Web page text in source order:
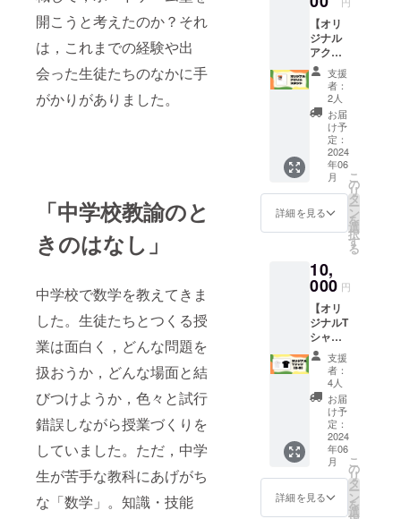
開こうと考えたのか？それ
は，これまでの経験や出
会った生徒たちのなかに手
がかりがありました。
「中学校教諭のと
きのはなし」
中学校で数学を教えてきま
した。生徒たちとつくる授
業は面白く，どんな問題を
扱おうか，どんな場面と結
びつけようか，色々と試行
錯誤しながら授業づくりを
していました。ただ，中学
生が苦手な教科にあげがち
な「数学」。知識・技能
している。
で，
もっと
ご支援
いただ
ける方
は金額
をご指
定くだ
い！〜
バンや
筆箱な
どにつ
けて，
持ち歩
いてみ
てくだ
さい。
大き
さ：
5cm×5
cm 厚
さ：
3mm 〜
リター
が可能
です。
更なる
ご支援
でより
頑張れ
ますの
で，
もっと
ご支援
いただ
ける方
は金額
をご指
定くだ
さ
い！〜
【オリ
ジナル
アクリ
ルスタ
ンド】
本プロ
ジェク
ト限定
デザイ
ンのア
クリル
スタン
ドにな
りま
す。 お
家の中
や机な
ど，目
に見え
るとこ
ろに
飾って
みてく
ださ
い。も
ちろん
おでか
けに持
ち歩い
ても
OK！ 大
きさ：
5cm×5
支援
者：
2人
お届
け予
定：
2024
年06
月
詳細を見る
こ
の
リ
タ
ー
ン
を
選
択
す
る
10,
000 円
【オリ
ジナルT
シャ
ツ】 本
プロ
ジェク
ト限定
デザイ
ンのT
シャツ
になり
ます。
左胸に
ロゴが
入り，
支援
者：
4人
お届
け予
定：
2024
年06
月
詳細を見る
こ
の
リ
タ
ー
ン
を
選